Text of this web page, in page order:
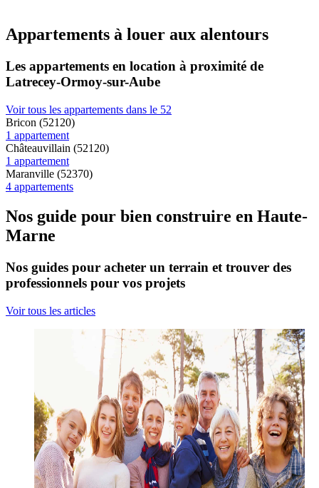
Appartements à louer aux alentours
Les appartements en location à proximité de
Latrecey-Ormoy-sur-Aube
Voir tous les appartements dans le 52
Bricon (52120)
1 appartement
Châteauvillain (52120)
1 appartement
Maranville (52370)
4 appartements
Nos guide pour bien construire en Haute-
Marne
Nos guides pour acheter un terrain et trouver des
professionnels pour vos projets
Voir tous les articles